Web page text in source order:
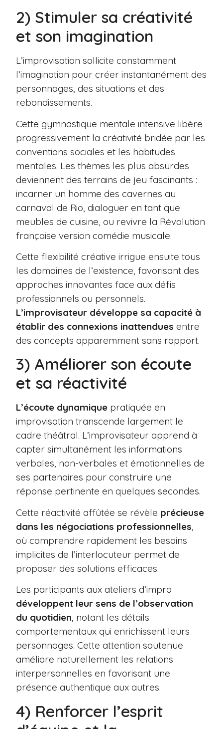
2) Stimuler sa créativité
et son imagination
L’improvisation sollicite constamment
l’imagination pour créer instantanément des
personnages, des situations et des
rebondissements.
Cette gymnastique mentale intensive libère
progressivement la créativité bridée par les
conventions sociales et les habitudes
mentales. Les thèmes les plus absurdes
deviennent des terrains de jeu fascinants :
incarner un homme des cavernes au
carnaval de Rio, dialoguer en tant que
meubles de cuisine, ou revivre la Révolution
française version comédie musicale.
Cette flexibilité créative irrigue ensuite tous
les domaines de l’existence, favorisant des
approches innovantes face aux défis
professionnels ou personnels.
L’improvisateur développe sa capacité à
établir des connexions inattendues entre
des concepts apparemment sans rapport.
3) Améliorer son écoute
et sa réactivité
L’écoute dynamique pratiquée en
improvisation transcende largement le
cadre théâtral. L’improvisateur apprend à
capter simultanément les informations
verbales, non-verbales et émotionnelles de
ses partenaires pour construire une
réponse pertinente en quelques secondes.
Cette réactivité affûtée se révèle précieuse
dans les négociations professionnelles
où comprendre rapidement les besoins
implicites de l’interlocuteur permet de
proposer des solutions efficaces.
Les participants aux ateliers d’impro
développent leur sens de l’observation
du quotidien, notant les détails
comportementaux qui enrichissent leurs
personnages. Cette attention soutenue
améliore naturellement les relations
interpersonnelles en favorisant une
présence authentique aux autres.
4) Renforcer l’esprit